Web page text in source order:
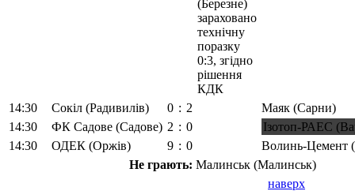
14:30 Сокіл (Радивилів) 0 : 2
Маяк (Сарни)
14:30
ФК Садове (Садове) 2 : 0
Ізотоп-РАЕС
14:30
ОДЕК (Оржів) 9 : 0
Волинь-Цемент
Не грають: Малинськ (Малинськ)
наверх